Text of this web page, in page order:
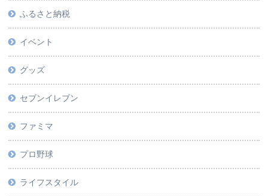
ふるさと納税
イベント
グッズ
セブンイレブン
ファミマ
プロ野球
ライフスタイル